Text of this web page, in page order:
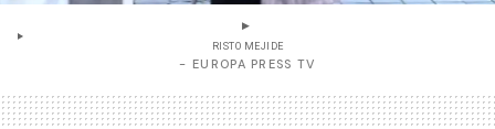
RISTO MEJIDE
- EUROPA PRESS TV